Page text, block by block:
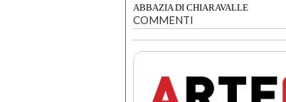
ABBAZIA DI CHIARAVALLE
COMMENTI